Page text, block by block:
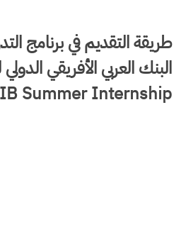
طريقة التقديم في برنامج
Summer Internship